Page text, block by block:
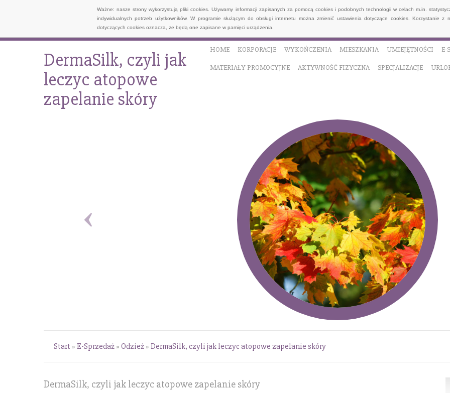
Ważne: nasze strony wykorzystują pliki cookies. Używamy informacji zapisanych za pomocą cookies i podobnych technologii w celach m.in.
indywidualnych potrzeb użytkowników. W programie służącym do obsługi internetu można zmienić ustawienia dotyczące cookies. Korzystanie z
dotyczących cookies oznacza, że będą one zapisane w pamięci urządzenia.
HOME KORPORACJE WYKOŃCZENIA MIESZKANIA UMIEJĘTNOŚCI E-
MATERIAŁY PROMOCYJNE AKTYWNOŚĆ FIZYCZNA SPECJALIZACJE
DermaSilk, czyli jak
leczyc atopowe
zapelanie skóry
Start » E-Sprzedaż » Odzież » DermaSilk, czyli jak leczyc atopowe zapelanie skóry
DermaSilk, czyli jak leczyc atopowe zapelanie skóry